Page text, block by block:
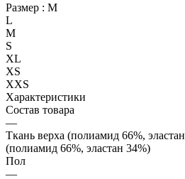
Размер : M
L
M
S
XL
XS
XXS
Характеристики
Состав товара
—
Ткань верха (полиамид 66%,
(полиамид 66%, эластан 34%)
Пол
—